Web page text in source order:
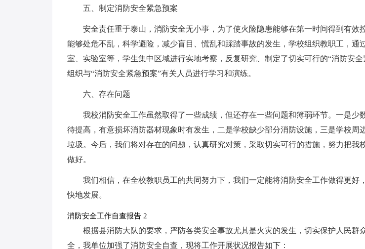
五、制定消防安全紧急预案
安全责任重于泰山，消防安全无小事，为了使火险隐患能够在第一时间得到有效
能够处危不乱，科学避险，减少盲目、慌乱和踩踏事故的发生，学校组织教职工，通
室、实验室等，学生集中区域进行实地考察，反复研究、制定了切实可行的“消防安全
组织与“消防安全紧急预案”有关人员进行学习和演练。
六、存在问题
我校消防安全工作虽然取得了一些成绩，但还存在一些问题和簿弱环节。一是少
待提高，有意损坏消防器材现象时有发生，二是学校缺少部分消防设施，三是学校周
垃圾。今后，我们将对存在的问题，认真研究对策，采取切实可行的措施，努力把我
做好。
我们相信，在全校教职员工的共同努力下，我们一定能将消防安全工作做得更好
快地发展。
消防安全工作自查报告 2
根据县消防大队的要求，严防各类安全事故尤其是火灾的发生，切实保护人民群
全，我单位加强了消防安全自查，现将工作开展状况报告如下：